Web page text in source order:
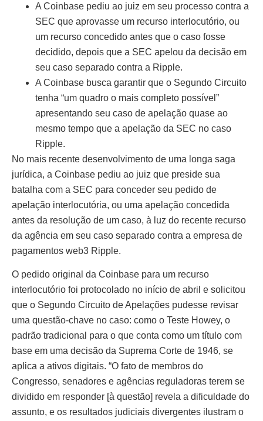
A Coinbase pediu ao juiz em seu processo contra a
SEC que aprovasse um recurso interlocutório, ou
um recurso concedido antes que o caso fosse
decidido, depois que a SEC apelou da decisão em
seu caso separado contra a Ripple.
A Coinbase busca garantir que o Segundo Circuito
tenha “um quadro o mais completo possível”
apresentando seu caso de apelação quase ao
mesmo tempo que a apelação da SEC no caso
Ripple.
No mais recente desenvolvimento de uma longa saga
jurídica, a Coinbase pediu ao juiz que preside sua
batalha com a SEC para conceder seu pedido de
apelação interlocutória, ou uma apelação concedida
antes da resolução de um caso, à luz do recente recurso
da agência em seu caso separado contra a empresa de
pagamentos web3 Ripple.
O pedido original da Coinbase para um recurso
interlocutório foi protocolado no início de abril e solicitou
que o Segundo Circuito de Apelações pudesse revisar
uma questão-chave no caso: como o Teste Howey, o
padrão tradicional para o que conta como um título com
base em uma decisão da Suprema Corte de 1946, se
aplica a ativos digitais. “O fato de membros do
Congresso, senadores e agências reguladoras terem se
dividido em responder [à questão] revela a dificuldade do
assunto, e os resultados judiciais divergentes ilustram o